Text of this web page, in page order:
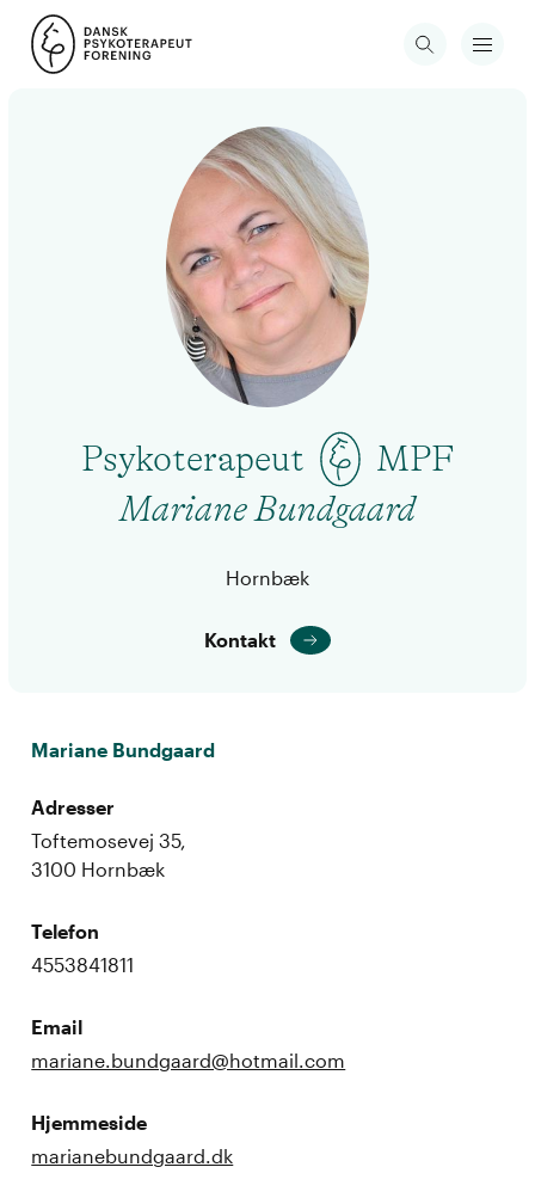
Psykoterapeut
MPF
Mariane Bundgaard
Hornbæk
Kontakt
Mariane Bundgaard
Adresser
Toftemosevej 35,
3100 Hornbæk
Telefon
4553841811
Email
mariane.bundgaard@hotmail.com
Hjemmeside
marianebundgaard.dk